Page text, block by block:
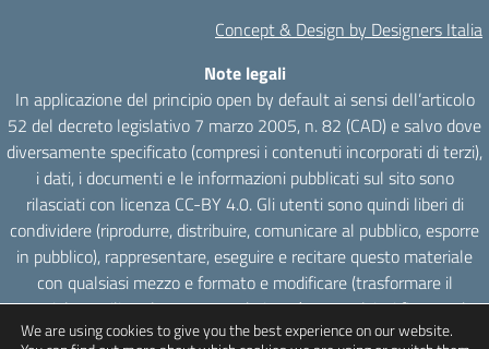
Concept & Design by Designers Italia
Note legali
In applicazione del principio open by default ai sensi dell’articolo
52 del decreto legislativo 7 marzo 2005, n. 82 (CAD) e salvo dove
diversamente specificato (compresi i contenuti incorporati di terzi),
i dati, i documenti e le informazioni pubblicati sul sito sono
rilasciati con licenza CC-BY 4.0. Gli utenti sono quindi liberi di
condividere (riprodurre, distribuire, comunicare al pubblico, esporre
in pubblico), rappresentare, eseguire e recitare questo materiale
con qualsiasi mezzo e formato e modificare (trasformare il
materiale e utilizzarlo per opere derivate) per qualsiasi fine, anche
commerciale con il solo onere di attribuzione, senza apporre
We are using cookies to give you the best experience on our website.